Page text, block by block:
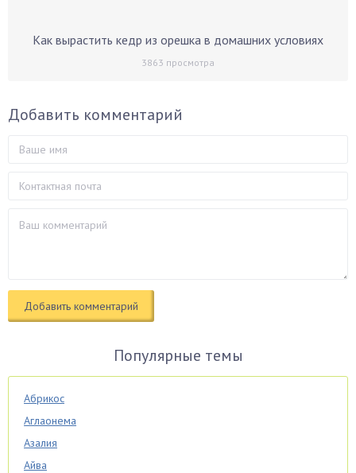
Как вырастить кедр из орешка в домашних условиях
3863 просмотра
Добавить комментарий
Популярные темы
Абрикос
Аглаонема
Азалия
Айва